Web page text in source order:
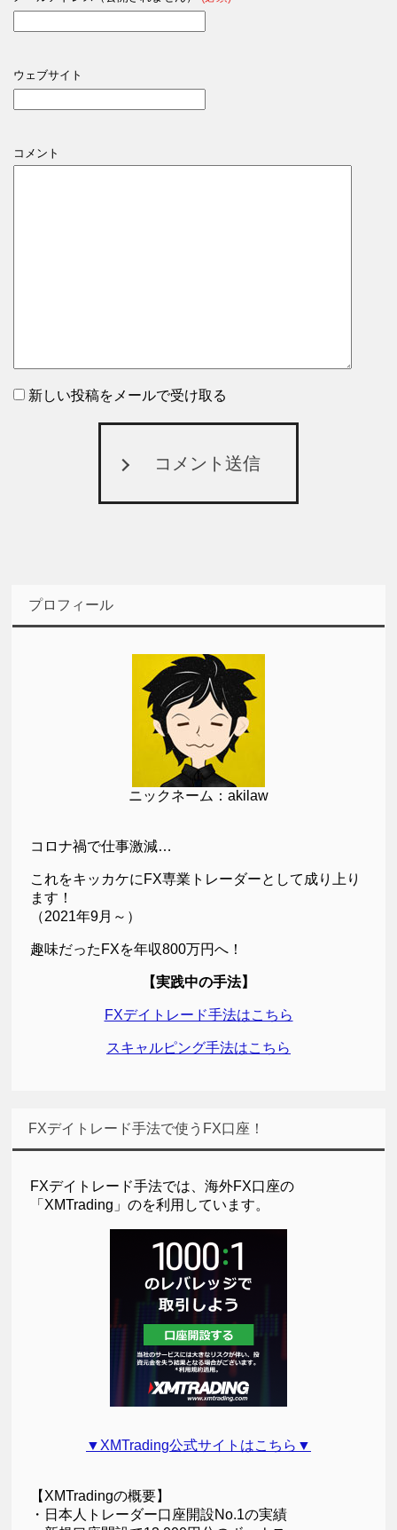
ウェブサイト
コメント
新しい投稿をメールで受け取る
コメント送信
プロフィール
ニックネーム：akilaw
コロナ禍で仕事激減…
これをキッカケにFX専業トレーダーとして成り上り
ます！
（2021年9月～）
趣味だったFXを年収800万円へ！
【実践中の手法】
FXデイトレード手法はこちら
スキャルピング手法はこちら
FXデイトレード手法で使うFX口座！
FXデイトレード手法では、海外FX口座の
「XMTrading」のを利用しています。
▼XMTrading公式サイトはこちら▼
【XMTradingの概要】
・日本人トレーダー口座開設No.1の実績